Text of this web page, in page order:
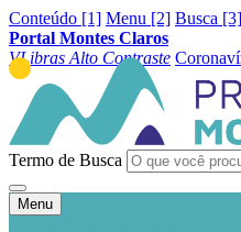
Conteúdo [1] Menu [2] Busca [3]
Portal Montes Claros
VLibras Alto Contraste
Termo de Busca
Menu